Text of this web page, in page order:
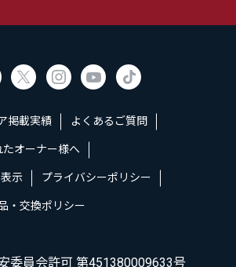
掲載実績 よくあるご質問
たオーナー様へ
示 プライバシーポリシー
・交換ポリシー
委員会許可 第451380009633号